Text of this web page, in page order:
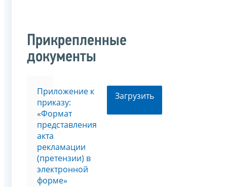
Прикрепленные
документы
Приложение к
приказу:
«Формат
представления
акта
рекламации
(претензии) в
электронной
форме»
Загрузить